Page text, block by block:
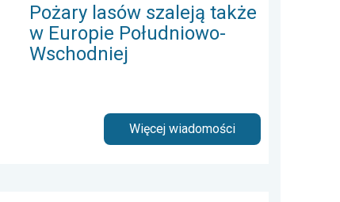
Pożary lasów szaleją także
w Europie Południowo-
Wschodniej
Więcej wiadomości